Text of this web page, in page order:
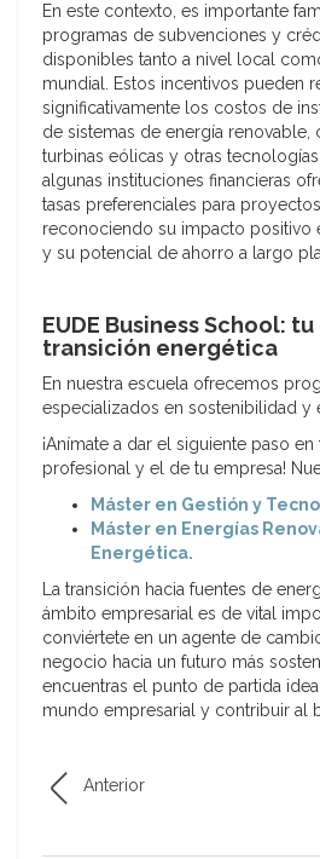
En este contexto, es importante
programas de subvenciones y
disponibles tanto a nivel local
mundial. Estos incentivos pueden
significativamente los costos de
de sistemas de energía renovable,
turbinas eólicas y otras
algunas instituciones financieras
tasas preferenciales para
reconociendo su impacto positivo
y su potencial de ahorro a largo
EUDE Business School:
transición energética
En nuestra escuela ofrecemos
especializados en sostenibilidad y
¡Anímate a dar el siguiente paso
profesional y el de tu empresa!
Máster en Gestión y
Máster en Energías
Energética.
La transición hacia fuentes de
ámbito empresarial es de vital
conviértete en un agente de
negocio hacia un futuro más
encuentras el punto de partida
mundo empresarial y contribuir al
Anterior